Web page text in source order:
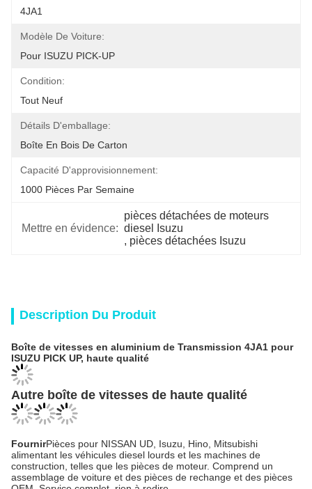
4JA1
Modèle De Voiture:
Pour ISUZU PICK-UP
Condition:
Tout Neuf
Détails D'emballage:
Boîte En Bois De Carton
Capacité D'approvisionnement:
1000 Pièces Par Semaine
Mettre en évidence:
pièces détachées de moteurs
diesel Isuzu
, pièces détachées Isuzu
Description Du Produit
Boîte de vitesses en aluminium de Transmission 4JA1 pour
ISUZU PICK UP, haute qualité
Autre boîte de vitesses de haute qualité
FournirPièces pour NISSAN UD, Isuzu, Hino, Mitsubishi
alimentant les véhicules diesel lourds et les machines de
construction, telles que les pièces de moteur. Comprend un
assemblage de voiture et des pièces de rechange et des pièces